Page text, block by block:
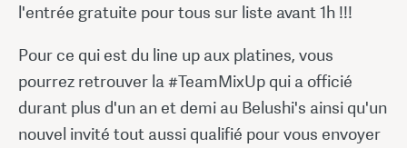
l'entrée gratuite pour tous sur liste avant 1h !!!
Pour ce qui est du line up aux platines, vous
pourrez retrouver la #TeamMixUp qui a officié
durant plus d'un an et demi au Belushi's ainsi qu'un
nouvel invité tout aussi qualifié pour vous envoyer